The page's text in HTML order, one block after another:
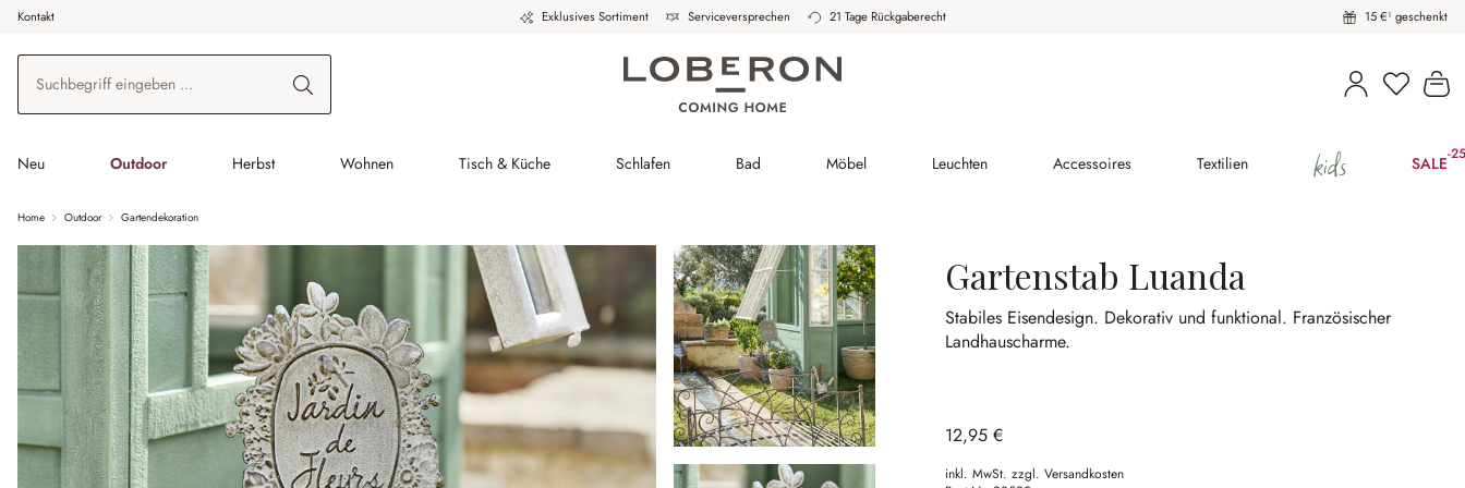
Hauptinhalt springen
Zur Suche springen
Zur Hauptnavigation springen
Kontakt Exklusives Sortiment Serviceversprechen 21 Tage Rückgaberecht 15 €¹ geschenkt
Du hast
Neu Outdoor Herbst Wohnen Tisch & Küche Schlafen Bad Möbel Leuchten Accessoires Textilien kids SALE-
Home Outdoor Gartendekoration
Gartenstab Luanda
Stabiles Eisendesign. Dekorativ und funktional. Französischer
Landhauscharme.
12,95 €
inkl. MwSt. zzgl. Versandkosten